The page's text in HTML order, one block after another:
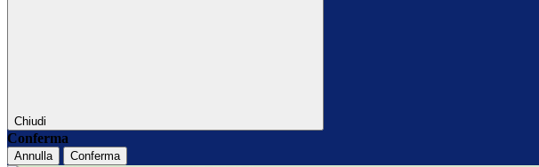
Chiudi
Conferma
Annulla Conferma